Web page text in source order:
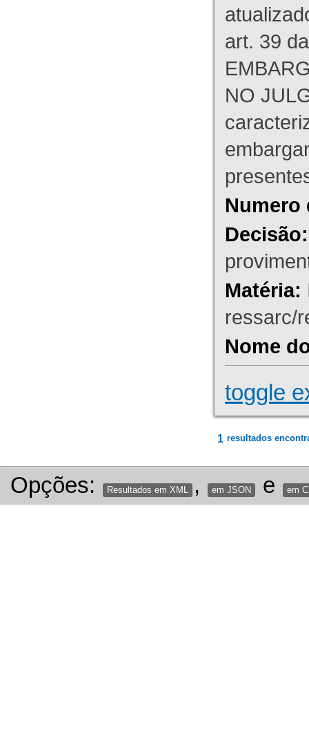
art. 39
NO
Numero
Decisão:
Matéria:
ressarc/
Nome
toggle
1 resultados
Opções: Resultados em XML , em JSON e em